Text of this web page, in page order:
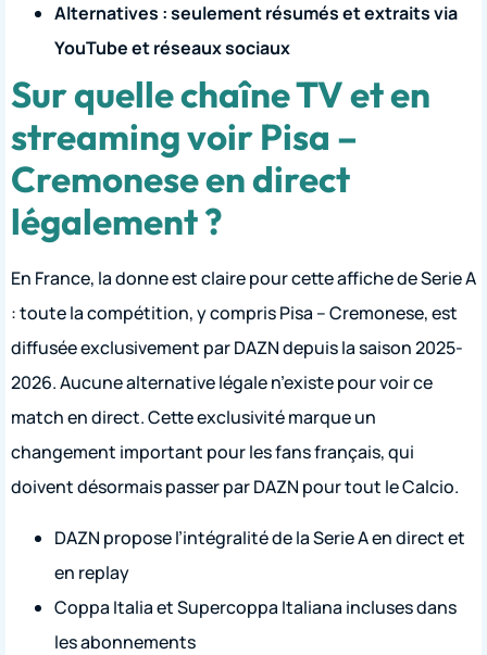
Alternatives : seulement résumés et extraits via
YouTube et réseaux sociaux
Sur quelle chaîne TV et en
streaming voir Pisa –
Cremonese en direct
légalement ?
En France, la donne est claire pour cette affiche de Serie A
: toute la compétition, y compris Pisa – Cremonese, est
diffusée exclusivement par DAZN depuis la saison 2025-
2026. Aucune alternative légale n’existe pour voir ce
match en direct. Cette exclusivité marque un
changement important pour les fans français, qui
doivent désormais passer par DAZN pour tout le Calcio.
DAZN propose l’intégralité de la Serie A en direct et
en replay
Coppa Italia et Supercoppa Italiana incluses dans
les abonnements